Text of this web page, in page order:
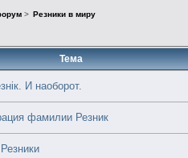
> Резники в миру
Тема
И наоборот.
фамилии Резник